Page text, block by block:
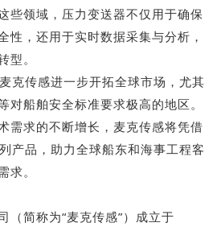
些领域，压力变送器不仅用于确保
性，还用于实时数据采集与分析，
型。
克传感进一步开拓全球市场，尤其
对船舶安全标准要求极高的地区。
需求的不断增长，麦克传感将凭借
产品，助力全球船东和海事工程客
求。
（简称为“麦克传感”）成立于